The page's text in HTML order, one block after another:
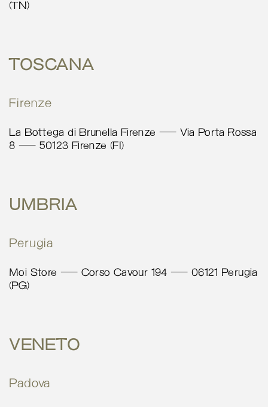
Calcola percorso
P.tta San Nicolò 1
Italy
Calcola percorso
Gate Ventuno
Via A. Volta 21B
Limena PD 35010
Italy
5188 km
Ping Pong Calzature
(TN)
TOSCANA
Firenze
La Bottega di Brunella Firenze – Via Porta Rossa
8 – 50123 Firenze (FI)
UMBRIA
Perugia
Moi Store – Corso Cavour 194 – 06121 Perugia
(PG)
VENETO
Padova